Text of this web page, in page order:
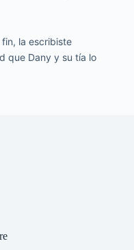
la escribiste
que Dany y su tía lo